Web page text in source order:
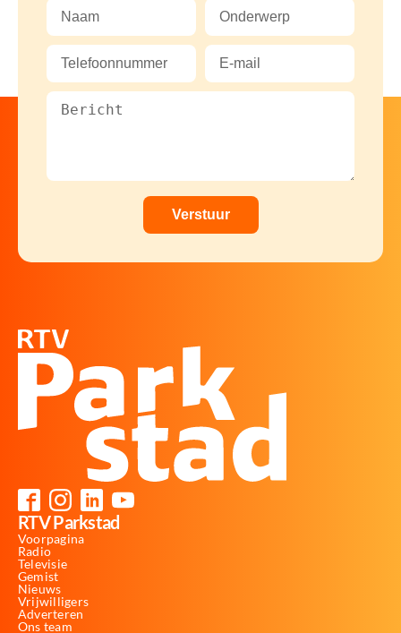
RTV Parkstad
Voorpagina
Radio
Televisie
Gemist
Nieuws
Vrijwilligers
Adverteren
Ons team